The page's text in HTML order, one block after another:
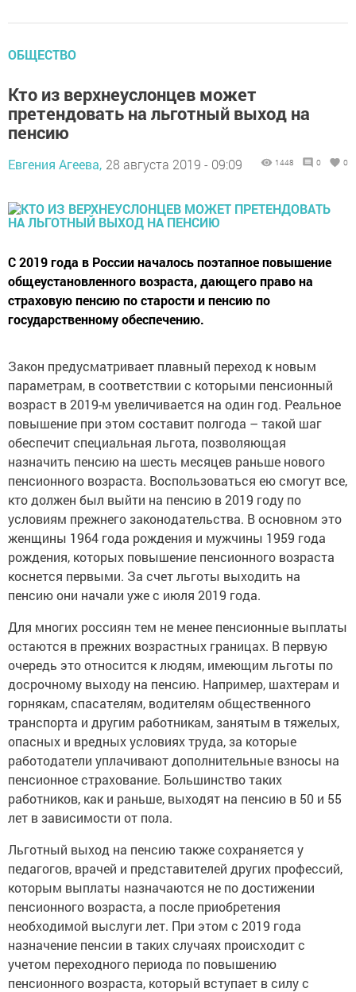
ОБЩЕСТВО
Кто из верхнеуслонцев может
претендовать на льготный выход на
пенсию
Евгения Агеева, 28 августа 2019 - 09:09 1448 0 0
С 2019 года в России началось поэтапное повышение
общеустановленного возраста, дающего право на
страховую пенсию по старости и пенсию по
государственному обеспечению.
Закон предусматривает плавный переход к новым
параметрам, в соответствии с которыми пенсионный
возраст в 2019-м увеличивается на один год. Реальное
повышение при этом составит полгода – такой шаг
обеспечит специальная льгота, позволяющая
назначить пенсию на шесть месяцев раньше нового
пенсионного возраста. Воспользоваться ею смогут все,
кто должен был выйти на пенсию в 2019 году по
условиям прежнего законодательства. В основном это
женщины 1964 года рождения и мужчины 1959 года
рождения, которых повышение пенсионного возраста
коснется первыми. За счет льготы выходить на
пенсию они начали уже с июля 2019 года.
Для многих россиян тем не менее пенсионные выплаты
остаются в прежних возрастных границах. В первую
очередь это относится к людям, имеющим льготы по
досрочному выходу на пенсию. Например, шахтерам и
горнякам, спасателям, водителям общественного
транспорта и другим работникам, занятым в тяжелых,
опасных и вредных условиях труда, за которые
работодатели уплачивают дополнительные взносы на
пенсионное страхование. Большинство таких
работников, как и раньше, выходят на пенсию в 50 и 55
лет в зависимости от пола.
Льготный выход на пенсию также сохраняется у
педагогов, врачей и представителей других профессий,
которым выплаты назначаются не по достижении
пенсионного возраста, а после приобретения
необходимой выслуги лет. При этом с 2019 года
назначение пенсии в таких случаях происходит с
учетом переходного периода по повышению
пенсионного возраста, который вступает в силу с